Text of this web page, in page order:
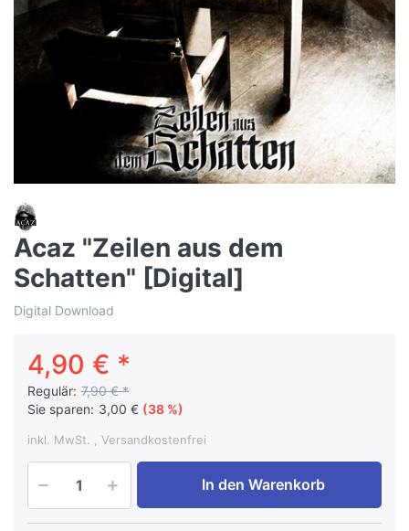
Acaz "Zeilen aus dem
Schatten" [Digital]
Digital Download
4,90 € *
Regulär: 7,90 € *
Sie sparen: 3,00 € (38 %)
inkl. MwSt. , Versandkostenfrei
In den Warenkorb